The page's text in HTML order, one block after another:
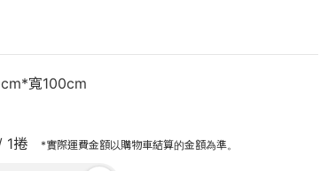
寬100cm
1捲 *實際運費金額以購物車結算的金額為準。